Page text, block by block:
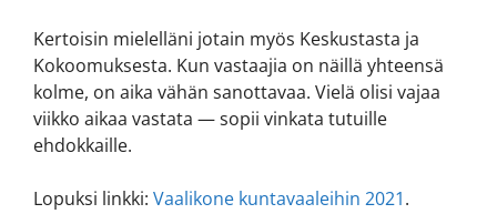
Kertoisin mielelläni jotain myös Keskustasta ja
Kokoomuksesta. Kun vastaajia on näillä yhteensä
kolme, on aika vähän sanottavaa. Vielä olisi vajaa
viikko aikaa vastata — sopii vinkata tutuille
ehdokkaille.
Lopuksi linkki: Vaalikone kuntavaaleihin 2021.